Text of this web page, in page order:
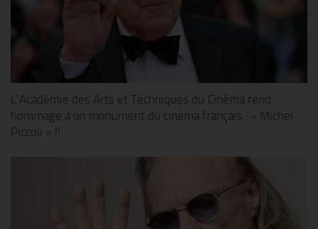
L’Académie des Arts et Techniques du Cinéma rend
hommage à un monument du cinéma français : « Michel
Piccoli » !!